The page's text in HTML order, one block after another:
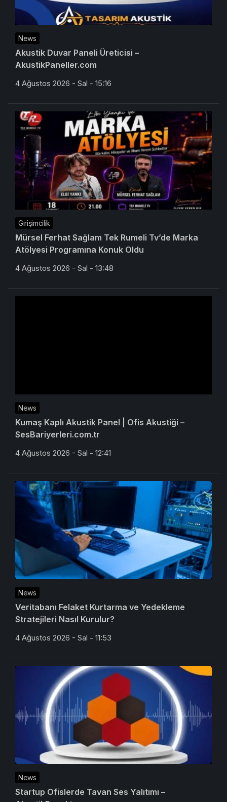
News
Akustik Duvar Paneli Üreticisi –
AkustikPaneller.com
4 Ağustos 2026 - Sal - 15:16
Girişimcilik
Mürsel Ferhat Sağlam Tek Rumeli Tv’de Marka
Atölyesi Programına Konuk Oldu
4 Ağustos 2026 - Sal - 13:48
News
Kumaş Kaplı Akustik Panel | Ofis Akustiği –
SesBariyerleri.com.tr
4 Ağustos 2026 - Sal - 12:41
News
Veritabanı Felaket Kurtarma ve Yedekleme
Stratejileri Nasıl Kurulur?
4 Ağustos 2026 - Sal - 11:53
News
Startup Ofislerde Tavan Ses Yalıtımı –